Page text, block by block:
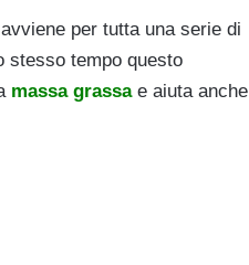
per tutta una serie di
stesso tempo questo
massa grassa e aiuta anche